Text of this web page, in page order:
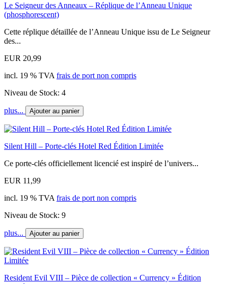
Le Seigneur des Anneaux – Réplique de l’Anneau Unique
(phosphorescent)
Cette réplique détaillée de l’Anneau Unique issu de Le Seigneur
des...
EUR 20,99
incl. 19 % TVA frais de port non compris
Niveau de Stock: 4
plus... Ajouter au panier
Silent Hill – Porte-clés Hotel Red Édition Limitée
Ce porte-clés officiellement licencié est inspiré de l’univers...
EUR 11,99
incl. 19 % TVA frais de port non compris
Niveau de Stock: 9
plus... Ajouter au panier
Resident Evil VIII – Pièce de collection « Currency » Édition